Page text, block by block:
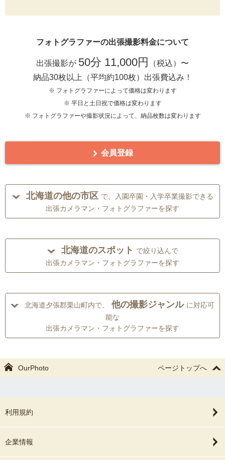
フォトグラファーの出張撮影料金について
出張撮影が 50分 11,000円
（税込）〜
納品30枚以上（平均約100枚）出張費込み！
※ フォトグラファーによって価格は変わります
※ 平日と土日祝で価格は変わります
※ フォトグラファーや撮影状況によって、納品枚数は変わります
会員登録
北海道の他の市区 で、入園卒園・入学卒業撮影できる
出張カメラマン・フォトグラファーを探す
北海道のスポット で絞り込んで
出張カメラマン・フォトグラファーを探す
北海道夕張郡栗山町内で、 他の撮影ジャンル に対応可
能な
出張カメラマン・フォトグラファーを探す
OurPhoto ページトップへ
利用規約
企業情報